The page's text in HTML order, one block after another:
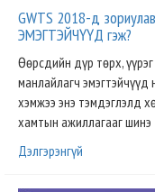
GWTS 2018-д
ЭМЭГТЭЙЧҮҮД гэж?
Өөрсдийн дүр төрх,
манлайлагч эмэгтэйчүүд
хэмжээ энэ тэмдэглэлд
хамтын ажиллагааг
Дэлгэрэнгүй